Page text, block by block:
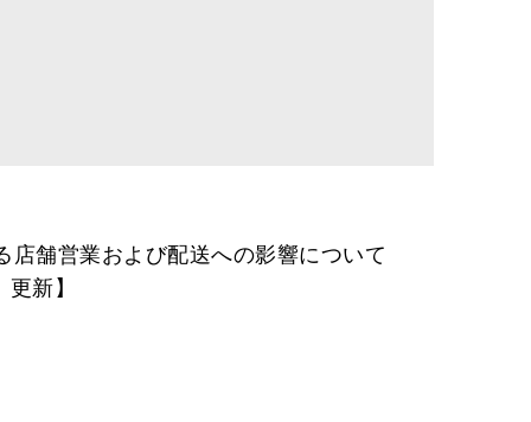
店舗営業および配送への影響について
新】